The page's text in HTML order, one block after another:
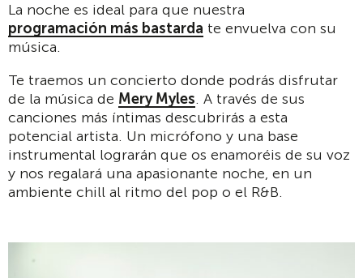
La noche es ideal para que nuestra
programación más bastarda te envuelva con su
música.
Te traemos un concierto donde podrás disfrutar
de la música de Mery Myles. A través de sus
canciones más íntimas descubrirás a esta
potencial artista. Un micrófono y una base
instrumental lograrán que os enamoréis de su voz
y nos regalará una apasionante noche, en un
ambiente chill al ritmo del pop o el R&B.